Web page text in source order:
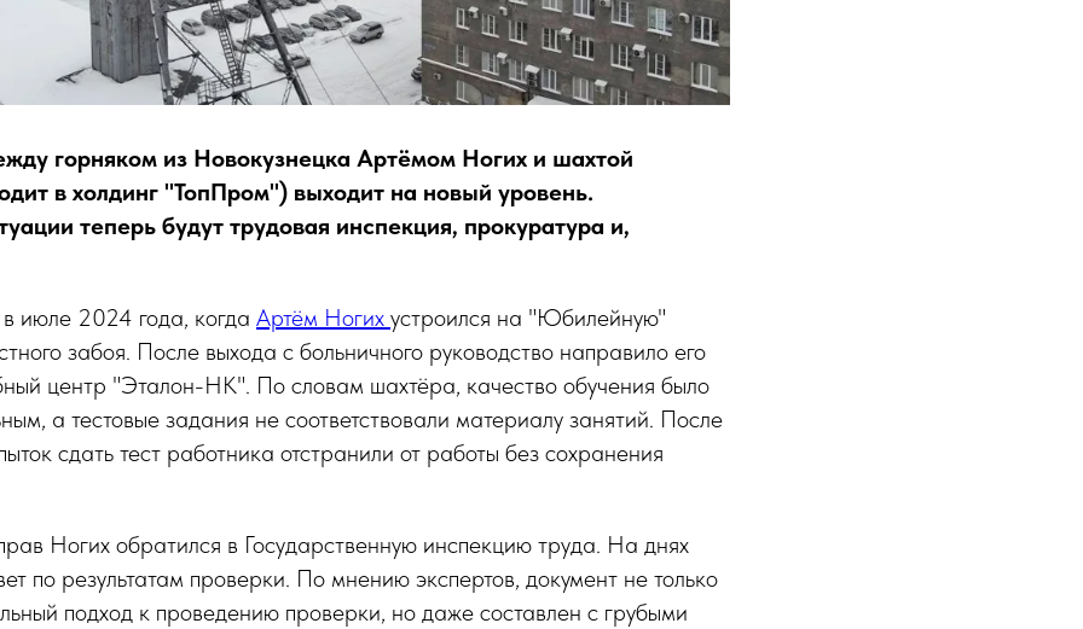
горняком из Новокузнецка Артёмом Ногих и шахтой
в холдинг "ТопПром") выходит на новый уровень.
теперь будут трудовая инспекция, прокуратура и,
июле 2024 года, когда Артём Ногих устроился на "Юбилейную"
забоя. После выхода с больничного руководство направило его
центр "Эталон-НК". По словам шахтёра, качество обучения было
а тестовые задания не соответствовали материалу занятий. После
сдать тест работника отстранили от работы без сохранения
Ногих обратился в Государственную инспекцию труда. На днях
по результатам проверки. По мнению экспертов, документ не только
подход к проведению проверки, но даже составлен с грубыми